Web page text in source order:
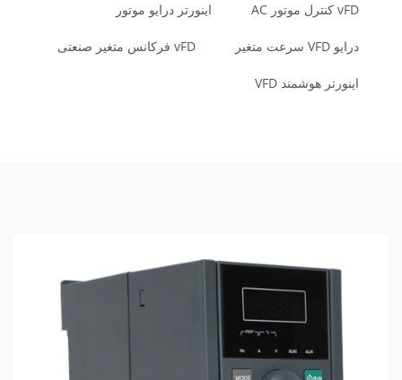
vFD کنترل موتور AC اینورتر درایو موتور
درایو VFD سرعت متغیر vFD فرکانس متغیر صنعتی
اینورتر هوشمند VFD